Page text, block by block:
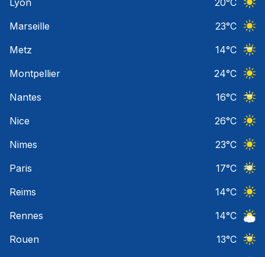
Marseille
23°C
Metz
14°C
Montpellier
24°C
Nantes
16°C
Nice
26°C
Nimes
23°C
Paris
17°C
Reims
14°C
Rennes
14°C
Rouen
13°C